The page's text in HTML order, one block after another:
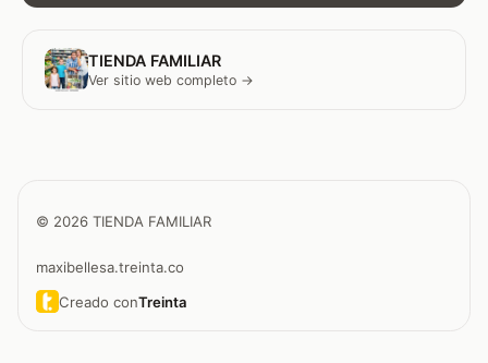
TIENDA FAMILIAR
Ver sitio web completo →
© 2026 TIENDA FAMILIAR
maxibellesa.treinta.co
Creado conTreinta